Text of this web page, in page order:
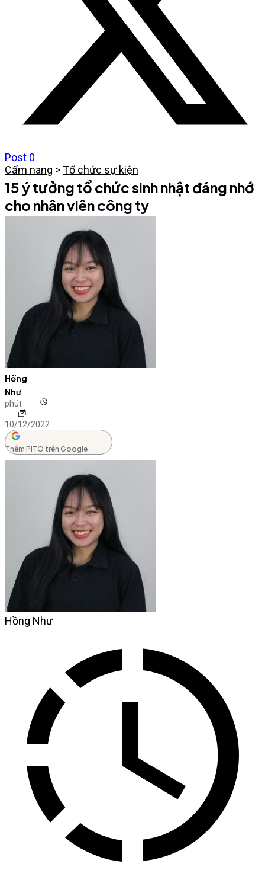
Post 0
Cẩm nang >Tổ chức sự kiện
15 ý tưởng tổ chức sinh nhật đáng nhớ
cho nhân viên công ty
Hồng
Như
phút
10/12/2022
Thêm PITO trên Google
Hồng Như